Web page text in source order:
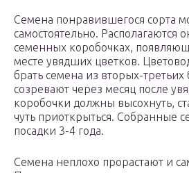
Семена понравившегося сорта
самостоятельно. Располагаются
семенных коробочках,
месте увядших цветков.
брать семена из вторых-
созревают через месяц после
коробочки должны высохнуть,
чуть приоткрыться. Собранные
посадки 3-4 года.
Семена неплохо прорастают и